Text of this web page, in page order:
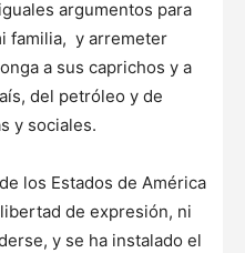
argumentos para
familia, y arremeter
a sus caprichos y a
del petróleo y de
y sociales.
los Estados de América
de expresión, ni
y se ha instalado el